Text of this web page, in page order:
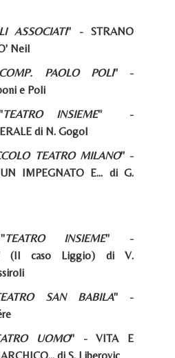
ASSOCIATI" - STRANO
Neil
COMP. PAOLO POLI" -
e Poli
TEATRO INSIEME" -
di N. Gogol
TEATRO MILANO" -
IMPEGNATO E... di G.
TEATRO INSIEME" -
(Il caso Liggio) di V.
SAN BABILA" -
UOMO" - VITA E